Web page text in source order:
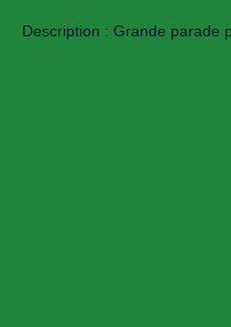
Description : Grande parade